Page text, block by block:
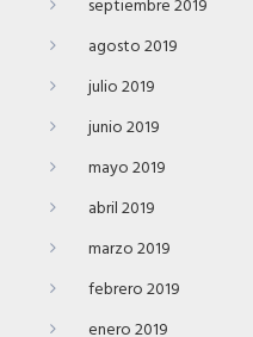
septiembre 2019
agosto 2019
julio 2019
junio 2019
mayo 2019
abril 2019
marzo 2019
febrero 2019
enero 2019